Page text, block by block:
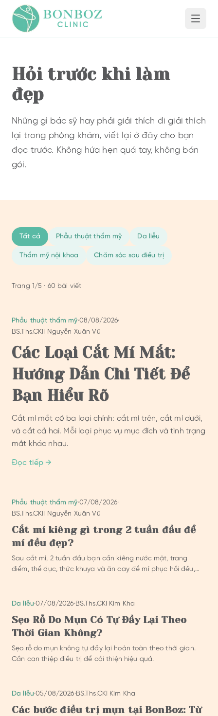
Hỏi trước khi làm
đẹp
Những gì bác sỹ hay phải giải thích đi giải thích
lại trong phòng khám, viết lại ở đây cho bạn
đọc trước. Không hứa hẹn quá tay, không bán
gói.
Tất cả Phẫu thuật thẩm mỹ Da liễu
Thẩm mỹ nội khoa Chăm sóc sau điều trị
Trang 1/5 · 60 bài viết
Phẫu thuật thẩm mỹ·08/08/2026·
BS.Ths.CKII Nguyễn Xuân Vũ
Các Loại Cắt Mí Mắt:
Hướng Dẫn Chi Tiết Để
Bạn Hiểu Rõ
Cắt mí mắt có ba loại chính: cắt mí trên, cắt mí dưới,
và cắt cả hai. Mỗi loại phục vụ mục đích và tình trạng
mắt khác nhau.
Đọc tiếp →
Phẫu thuật thẩm mỹ·07/08/2026·
BS.Ths.CKII Nguyễn Xuân Vũ
Cắt mí kiêng gì trong 2 tuần đầu để
mí đều đẹp?
Sau cắt mí, 2 tuần đầu bạn cần kiêng nước mặt, trang
điểm, thể dục, thức khuya và ăn cay để mí phục hồi đều,
Da liễu·07/08/2026·BS.Ths.CKI Kim Kha
Sẹo Rỗ Do Mụn Có Tự Đầy Lại Theo
Thời Gian Không?
Sẹo rỗ do mụn không tự đầy lại hoàn toàn theo thời gian.
Cần can thiệp điều trị để cải thiện hiệu quả.
Da liễu·05/08/2026·BS.Ths.CKI Kim Kha
Các bước điều trị mụn tại BonBoz: Từ